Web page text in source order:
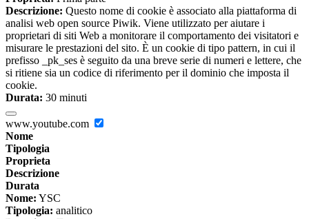
Descrizione: Questo nome di cookie è associato alla piattaforma di
analisi web open source Piwik. Viene utilizzato per aiutare i
proprietari di siti Web a monitorare il comportamento dei visitatori e
misurare le prestazioni del sito. È un cookie di tipo pattern, in cui il
prefisso _pk_ses è seguito da una breve serie di numeri e lettere, che
si ritiene sia un codice di riferimento per il dominio che imposta il
cookie.
Durata: 30 minuti
www.youtube.com
Nome
Tipologia
Proprieta
Descrizione
Durata
Nome: YSC
Tipologia: analitico